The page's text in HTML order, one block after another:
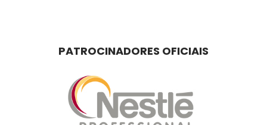
PATROCINADORES OFICIAIS